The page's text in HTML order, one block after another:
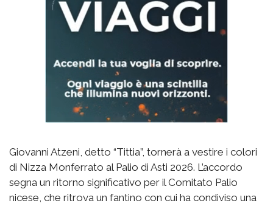
Giovanni Atzeni, detto “Tittia”, tornerà a vestire i colori
di Nizza Monferrato al Palio di Asti 2026. L’accordo
segna un ritorno significativo per il Comitato Palio
nicese, che ritrova un fantino con cui ha condiviso una